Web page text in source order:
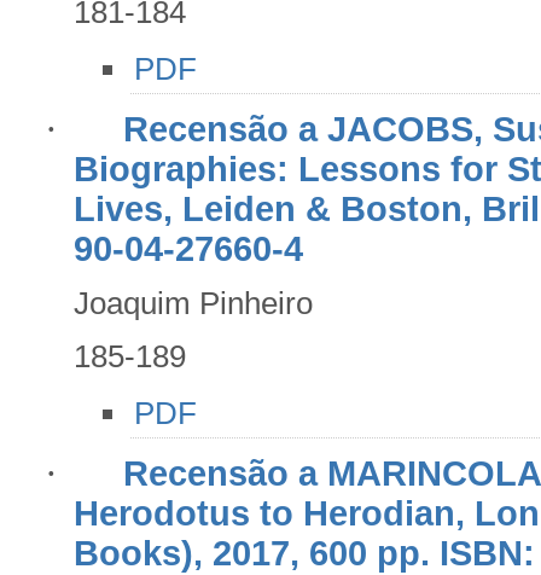
181-184
PDF
·
Recensão a JACOBS,
Biographies: Lessons for
Lives, Leiden & Boston,
90-04-27660-4
Joaquim Pinheiro
185-189
PDF
·
Recensão a
Herodotus to Herodian,
Books), 2017, 600 pp.